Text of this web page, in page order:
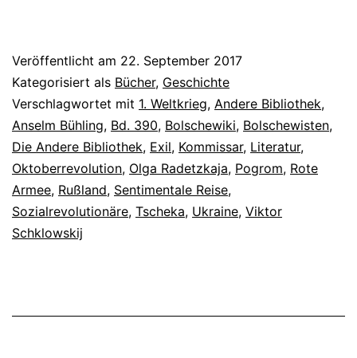
Veröffentlicht am 22. September 2017
Kategorisiert als Bücher, Geschichte
Verschlagwortet mit 1. Weltkrieg, Andere Bibliothek,
Anselm Bühling, Bd. 390, Bolschewiki, Bolschewisten,
Die Andere Bibliothek, Exil, Kommissar, Literatur,
Oktoberrevolution, Olga Radetzkaja, Pogrom, Rote
Armee, Rußland, Sentimentale Reise,
Sozialrevolutionäre, Tscheka, Ukraine, Viktor
Schklowskij